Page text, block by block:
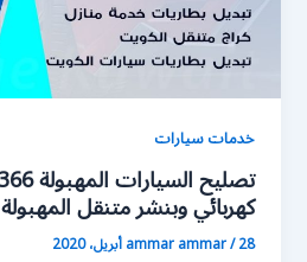
خدمات سيارات
كهربائي وبنشر متنقل المهبولة
ammar ammar/28 أبريل، 2020